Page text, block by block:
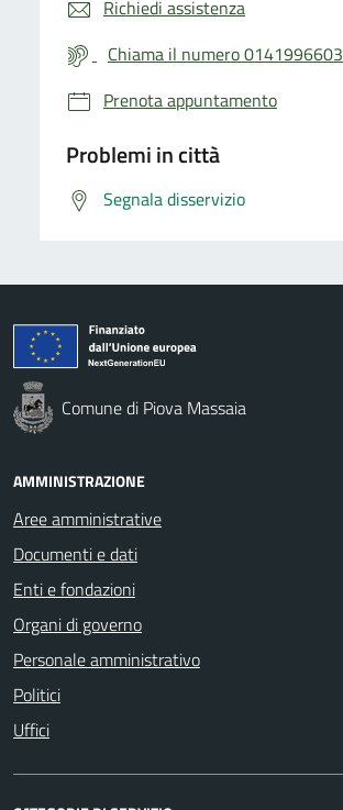
Richiedi assistenza
Chiama il numero 0141996603
Prenota appuntamento
Problemi in città
Segnala disservizio
Comune di Piova Massaia
AMMINISTRAZIONE
Aree amministrative
Documenti e dati
Enti e fondazioni
Organi di governo
Personale amministrativo
Politici
Uffici